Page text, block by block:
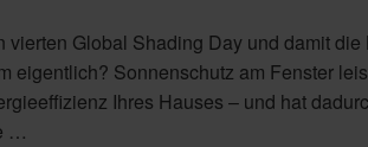
vierten Global Shading Day und damit die
eigentlich? Sonnenschutz am Fenster
Ihres Hauses – und hat
…